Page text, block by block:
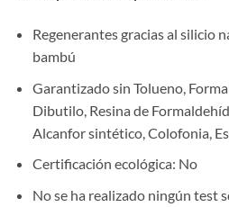
Regenerantes gracias al silicio
bambú
Garantizado sin Tolueno,
Dibutilo, Resina de
Alcanfor sintético, Colofonia,
Certificación ecológica: No
No se ha realizado ningún test